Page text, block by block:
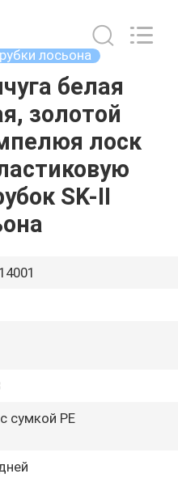
лосьона
белая
золотой
лоск
SK-II
сумкой PE